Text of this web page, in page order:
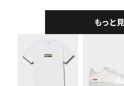
もっと